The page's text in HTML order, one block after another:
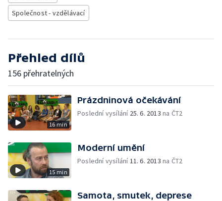
Společnost - vzdělávací
Přehled dílů
156 přehratelných
16 min
Prázdninová očekávání
Poslední vysílání 25. 6. 2013 na ČT2
15 min
Moderní umění
Poslední vysílání11. 6. 2013 na ČT2
Samota, smutek, deprese